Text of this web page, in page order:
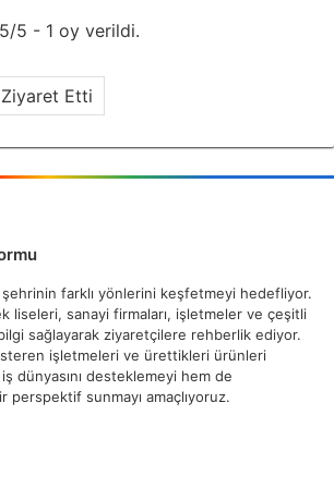
5/5 - 1 oy verildi.
Etti
farklı yönlerini keşfetmeyi hedefliyor.
liseleri, sanayi firmaları, işletmeler ve çeşitli
sağlayarak ziyaretçilere rehberlik ediyor.
işletmeleri ve ürettikleri ürünleri
dünyasını desteklemeyi hem de
perspektif sunmayı amaçlıyoruz.